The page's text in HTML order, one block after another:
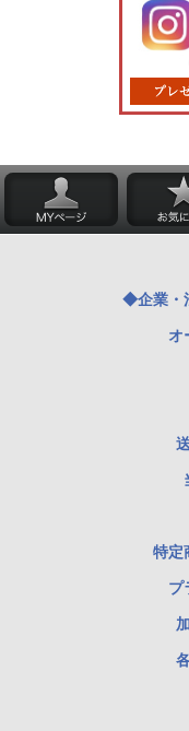
◆企業・
オ
特定
プ